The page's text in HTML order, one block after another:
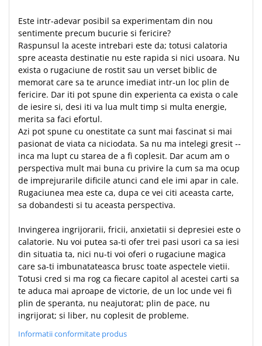
Este intr-adevar posibil sa experimentam din nou
sentimente precum bucurie si fericire?
Raspunsul la aceste intrebari este da; totusi calatoria
spre aceasta destinatie nu este rapida si nici usoara. Nu
exista o rugaciune de rostit sau un verset biblic de
memorat care sa te arunce imediat intr-un loc plin de
fericire. Dar iti pot spune din experienta ca exista o cale
de iesire si, desi iti va lua mult timp si multa energie,
merita sa faci efortul.
Azi pot spune cu onestitate ca sunt mai fascinat si mai
pasionat de viata ca niciodata. Sa nu ma intelegi gresit --
inca ma lupt cu starea de a fi coplesit. Dar acum am o
perspectiva mult mai buna cu privire la cum sa ma ocup
de imprejurarile dificile atunci cand ele imi apar in cale.
Rugaciunea mea este ca, dupa ce vei citi aceasta carte,
sa dobandesti si tu aceasta perspectiva.
Invingerea ingrijorarii, fricii, anxietatii si depresiei este o
calatorie. Nu voi putea sa-ti ofer trei pasi usori ca sa iesi
din situatia ta, nici nu-ti voi oferi o rugaciune magica
care sa-ti imbunatateasca brusc toate aspectele vietii.
Totusi cred si ma rog ca fiecare capitol al acestei carti sa
te aduca mai aproape de victorie, de un loc unde vei fi
plin de speranta, nu neajutorat; plin de pace, nu
ingrijorat; si liber, nu coplesit de probleme.
Informatii conformitate produs